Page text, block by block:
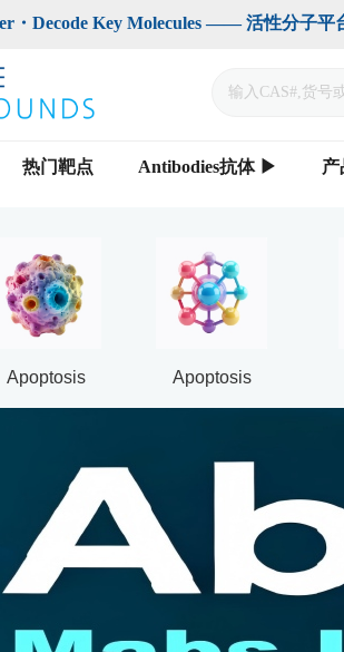
・Decode Key Molecules —— 活性分子平
热门靶点 Antibodies抗体 ▶
Apoptosis Apoptosis